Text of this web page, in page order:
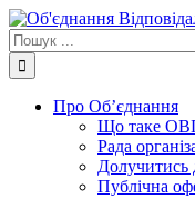
Skip
to
content
Пошук
...
Про Об’єднання
Що таке
Рада
Долучитись
Публічна